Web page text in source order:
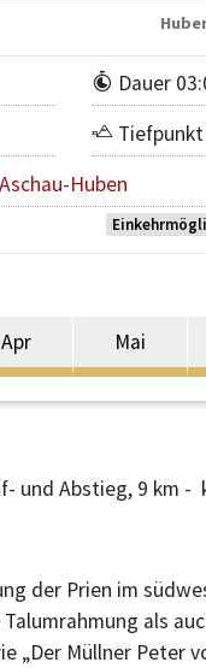
Dauer
Aschau-Huben
Apr Mai
und Abstieg, 9 km -
der Prien im
als
„Der Müllner Peter